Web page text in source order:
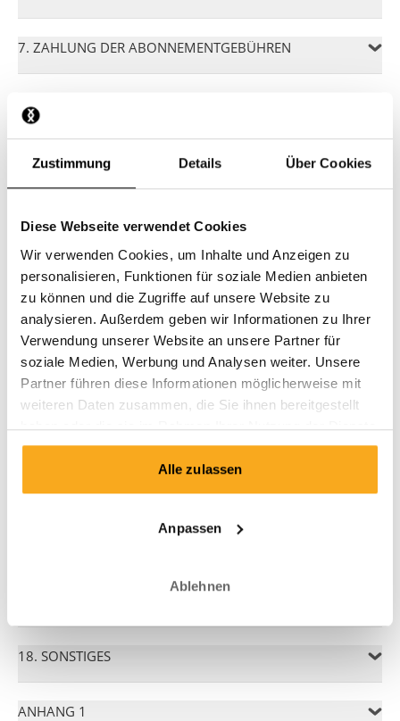
Zustimmung Details Über Cookies
Diese Webseite verwendet Cookies
Wir verwenden Cookies, um Inhalte und Anzeigen zu
personalisieren, Funktionen für soziale Medien anbieten
zu können und die Zugriffe auf unsere Website zu
analysieren. Außerdem geben wir Informationen zu Ihrer
Verwendung unserer Website an unsere Partner für
soziale Medien, Werbung und Analysen weiter. Unsere
Partner führen diese Informationen möglicherweise mit
weiteren Daten zusammen, die Sie ihnen bereitgestellt
haben oder die sie im Rahmen Ihrer Nutzung der Dienste
gesammelt haben.
Alle zulassen
Anpassen
Ablehnen
7. ZAHLUNG DER ABONNEMENTGEBÜHREN
8. LIEFERUNG
9. KÜNDIGUNG DES ABONNEMENTS
11. WIDERRUFSRECHT FÜR ABONNEMENTS
12. TREUEPROGRAMM
13. WIDERRUFSRECHT FÜR TREUEPRODUKTE
14. PFLICHTEN DES ABONNENTEN
15. KONFORMITÄT
18. SONSTIGES
ANHANG 1